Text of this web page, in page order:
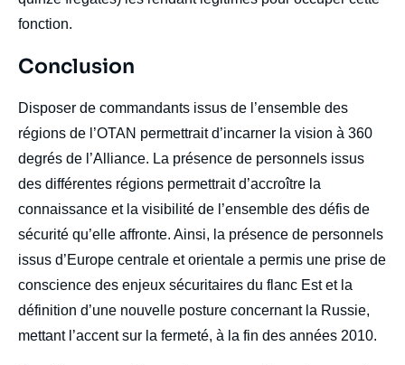
fonction.
Titre
Conclusion
body
Disposer de commandants issus de l’ensemble des
régions de l’OTAN permettrait d’incarner la vision à 360
degrés de l’Alliance. La présence de personnels issus
des différentes régions permettrait d’accroître la
connaissance et la visibilité de l’ensemble des défis de
sécurité qu’elle affronte. Ainsi, la présence de personnels
issus d’Europe centrale et orientale a permis une prise de
conscience des enjeux sécuritaires du flanc Est et la
définition d’une nouvelle posture concernant la Russie,
mettant l’accent sur la fermeté, à la fin des années 2010.